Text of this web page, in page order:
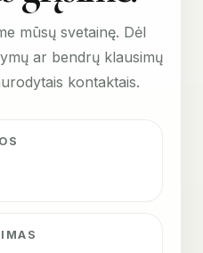
mūsų svetainę. Dėl
ar bendrų klausimų
kontaktais.